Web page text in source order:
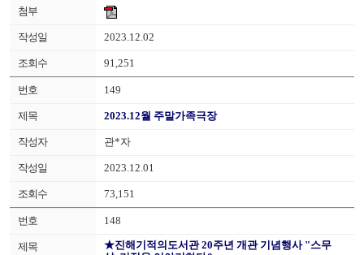
2023.12.02
91,251
149
2023.12월 주말가족극장
관*자
2023.12.01
73,151
148
★진해기적의도서관 20주년 개관 기념행사 "스무